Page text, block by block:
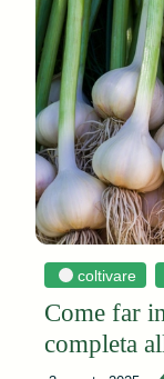
coltivare
Come far
completa